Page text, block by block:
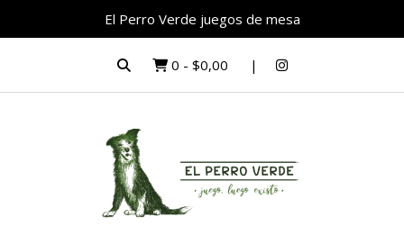
El Perro Verde juegos de mesa
0 - $0,00